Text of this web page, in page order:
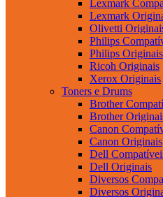
Lexmark
Lexmark
Olivetti
Philips
Philips Originais
Ricoh Originais
Xerox Originais
Toners e Drums
Brother
Brother
Canon
Canon Originais
Dell
Dell Originais
Diversos
Diversos